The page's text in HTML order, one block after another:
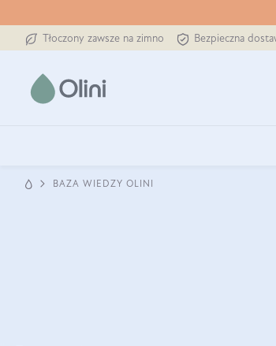
Tłoczony zawsze na zimno Bezpieczna
BAZA WIEDZY OLINI